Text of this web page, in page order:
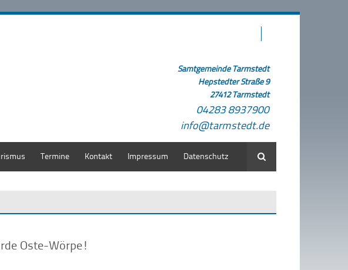
Samtgemeinde Tarmstedt
Hepstedter Straße 9
27412 Tarmstedt
04283 8937900
info@tarmstedt.de
Termine Kontakt Impressum Datenschutz Suche
Oste-Wörpe!